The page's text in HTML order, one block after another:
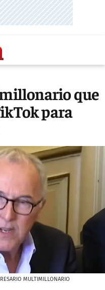
que
para
MULTIMILLONARIO